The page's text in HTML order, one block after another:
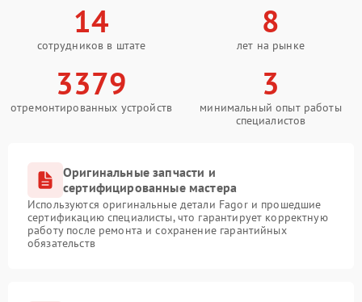
14
сотрудников в штате
8
лет на рынке
3379
отремонтированных устройств
3
минимальный опыт работы
специалистов
Оригинальные запчасти и
сертифицированные мастера
Используются оригинальные детали Fagor и прошедшие
сертификацию специалисты, что гарантирует корректную
работу после ремонта и сохранение гарантийных
обязательств